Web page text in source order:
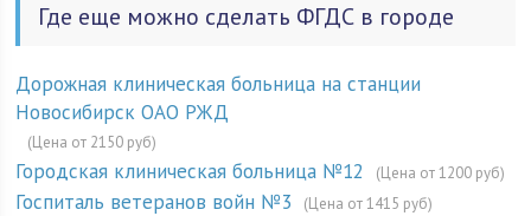
Где еще можно сделать ФГДС в городе
Дорожная клиническая больница на станции
Новосибирск ОАО РЖД
(Цена от 2150 руб)
Городская клиническая больница №12 (Цена от 1200 руб)
Госпиталь ветеранов войн №3 (Цена от 1415 руб)